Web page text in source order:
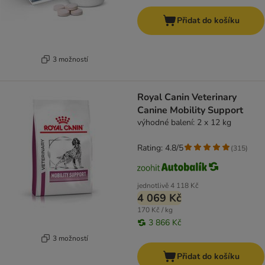
3 možností
Přidat do košíku
3 možností
Royal Canin Veterinary
Canine Mobility Support
výhodné balení: 2 x 12 kg
jednotlivě4 118 Kč
4 069 Kč
170 Kč / kg
3 866 Kč
Rating: 4.8/5 (315)
Přidat do košíku